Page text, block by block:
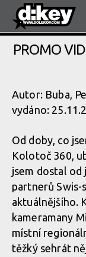
PROMO
Autor: Buba,
vydáno:
Od doby, co
Kolotoč 360,
jsem dostal od
partnerů Swis-
aktuálnějšího.
kameramany
místní
těžký sehrát